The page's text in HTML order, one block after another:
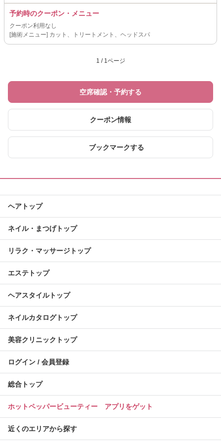
予約時のクーポン・メニュー
クーポン利用なし
[施術メニュー] カット、トリートメント、ヘッドスパ
1 / 1ページ
空席確認・予約する
クーポン情報
ブックマークする
ヘアトップ
ネイル・まつげトップ
リラク・マッサージトップ
エステトップ
ヘアスタイルトップ
ネイルカタログトップ
美容クリニックトップ
ログイン / 会員登録
総合トップ
ホットペッパービューティー アプリをゲット
近くのエリアから探す